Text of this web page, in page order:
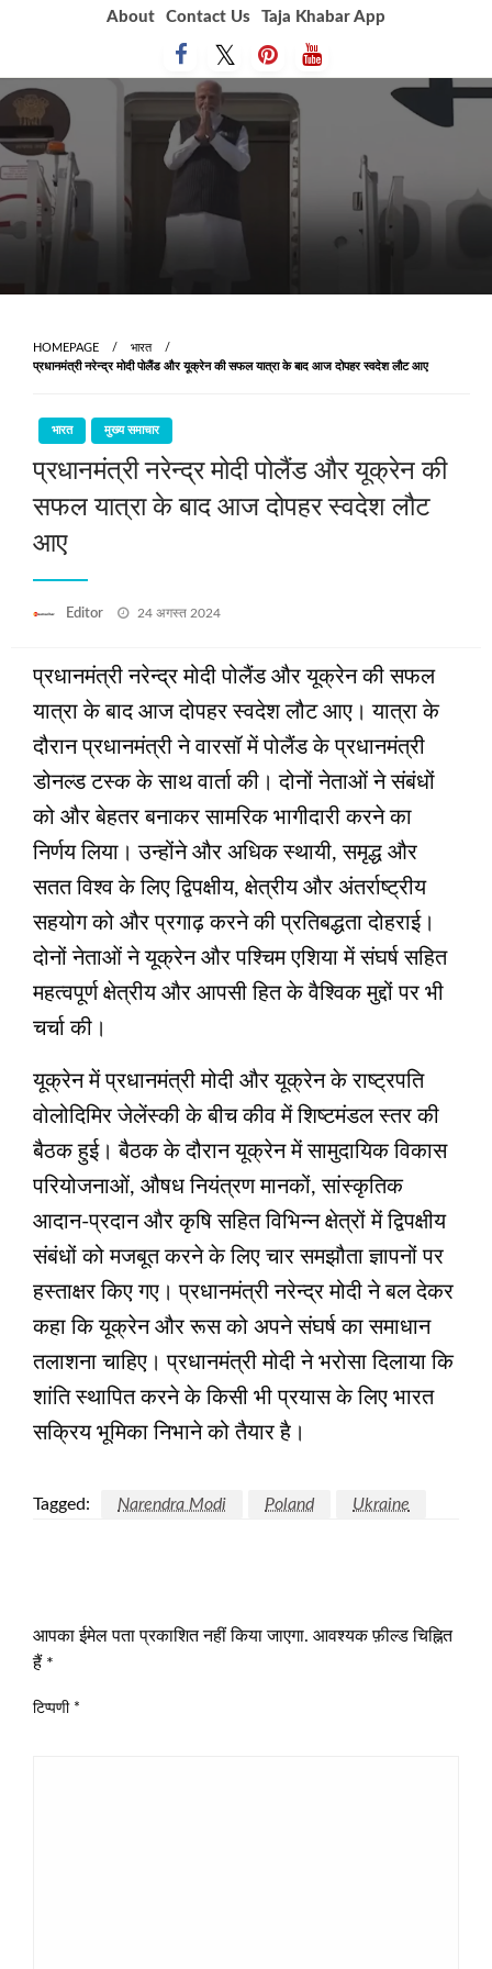
About Contact Us Taja Khabar App
HOMEPAGE
भारत
प्रधानमंत्री नरेन्‍द्र मोदी पोलैंड और यूक्रेन की सफल यात्रा के बाद आज दोपहर स्‍वदेश लौट आए
भारत मुख्य समाचार
प्रधानमंत्री नरेन्‍द्र मोदी पोलैंड और यूक्रेन की
सफल यात्रा के बाद आज दोपहर स्‍वदेश लौट
आए
Editor
Posted
24 अगस्त 2024
प्रधानमंत्री नरेन्‍द्र मोदी पोलैंड और यूक्रेन की सफल
यात्रा के बाद आज दोपहर स्‍वदेश लौट आए। यात्रा के
दौरान प्रधानमंत्री ने वारसॉ में पोलैंड के प्रधानमंत्री
डोनल्‍ड टस्‍क के साथ वार्ता की। दोनों नेताओं ने संबंधों
को और बेहतर बनाकर सामरिक भागीदारी करने का
निर्णय लिया। उन्‍होंने और अधिक स्‍थायी, समृद्ध और
सतत विश्‍व के लिए द्विपक्षीय, क्षेत्रीय और अंतर्राष्‍ट्रीय
सहयोग को और प्रगाढ़ करने की प्रतिबद्धता दोहराई।
दोनों नेताओं ने यूक्रेन और पश्चिम एशिया में संघर्ष सहित
महत्‍वपूर्ण क्षेत्रीय और आपसी हित के वैश्विक मुद्दों पर भी
चर्चा की।
यूक्रेन में प्रधानमंत्री मोदी और यूक्रेन के राष्‍ट्रपति
वोलोदिमिर जेलेंस्‍की के बीच कीव में शिष्‍टमंडल स्‍तर की
बैठक हुई। बैठक के दौरान यूक्रेन में सामुदायिक विकास
परियोजनाओं, औषध नियंत्रण मानकों, सांस्‍कृतिक
आदान-प्रदान और कृषि सहित विभिन्‍न क्षेत्रों में द्विपक्षीय
संबंधों को मजबूत करने के लिए चार समझौता ज्ञापनों पर
हस्‍ताक्षर किए गए। प्रधानमंत्री नरेन्‍द्र मोदी ने बल देकर
कहा कि यूक्रेन और रूस को अपने संघर्ष का समाधान
तलाशना चाहिए। प्रधानमंत्री मोदी ने भरोसा दिलाया कि
शांति स्‍थापित करने के किसी भी प्रयास के लिए भारत
सक्रिय भूमिका निभाने को तैयार है।
Tagged: Narendra Modi Poland Ukraine
आपका ईमेल पता प्रकाशित नहीं किया जाएगा. आवश्यक फ़ील्ड चिह्नित
हैं *
टिप्पणी *